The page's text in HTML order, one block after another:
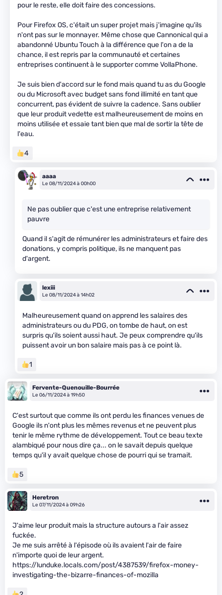
pour le reste, elle doit faire des concessions.
Pour Firefox OS, c'était un super projet mais j'imagine qu'ils
n'ont pas sur le monnayer. Même chose que Cannonical qui a
abandonné Ubuntu Touch à la différence que l'on a de la
chance, il est repris par la communauté et certaines
entreprises continuent à le supporter comme VollaPhone.
Je suis bien d'accord sur le fond mais quand tu as du Google
ou du Microsoft avec budget sans fond illimité en tant que
concurrent, pas évident de suivre la cadence. Sans oublier
que leur produit vedette est malheureusement de moins en
moins utilisée et essaie tant bien que mal de sortir la tête de
l'eau.
4
aaaa
Le 08/11/2024 à 00h00
Ne pas oublier que c'est une entreprise relativement
pauvre
Quand il s'agit de rémunérer les administrateurs et faire des
donations, y compris politique, ils ne manquent pas
d'argent.
lexiii
Le 08/11/2024 à 14h02
Malheureusement quand on apprend les salaires des
administrateurs ou du PDG, on tombe de haut, on est
surpris qu'ils soient aussi haut. Je peux comprendre qu'ils
puissent avoir un bon salaire mais pas à ce point là.
1
Fervente-Quenouille-Bourrée
Le 06/11/2024 à 19h50
C'est surtout que comme ils ont perdu les finances venues de
Google ils n'ont plus les mêmes revenus et ne peuvent plus
tenir le même rythme de développement. Tout ce beau texte
alambiqué pour nous dire ça... on le savait depuis quelque
temps qu'il y avait quelque chose de pourri qui se tramait.
5
Heretron
Le 07/11/2024 à 09h26
J'aime leur produit mais la structure autours a l'air assez
fuckée.
Je me suis arrêté à l'épisode où ils avaient l'air de faire
n'importe quoi de leur argent.
https://lunduke.locals.com/post/4387539/firefox-money-
investigating-the-bizarre-finances-of-mozilla